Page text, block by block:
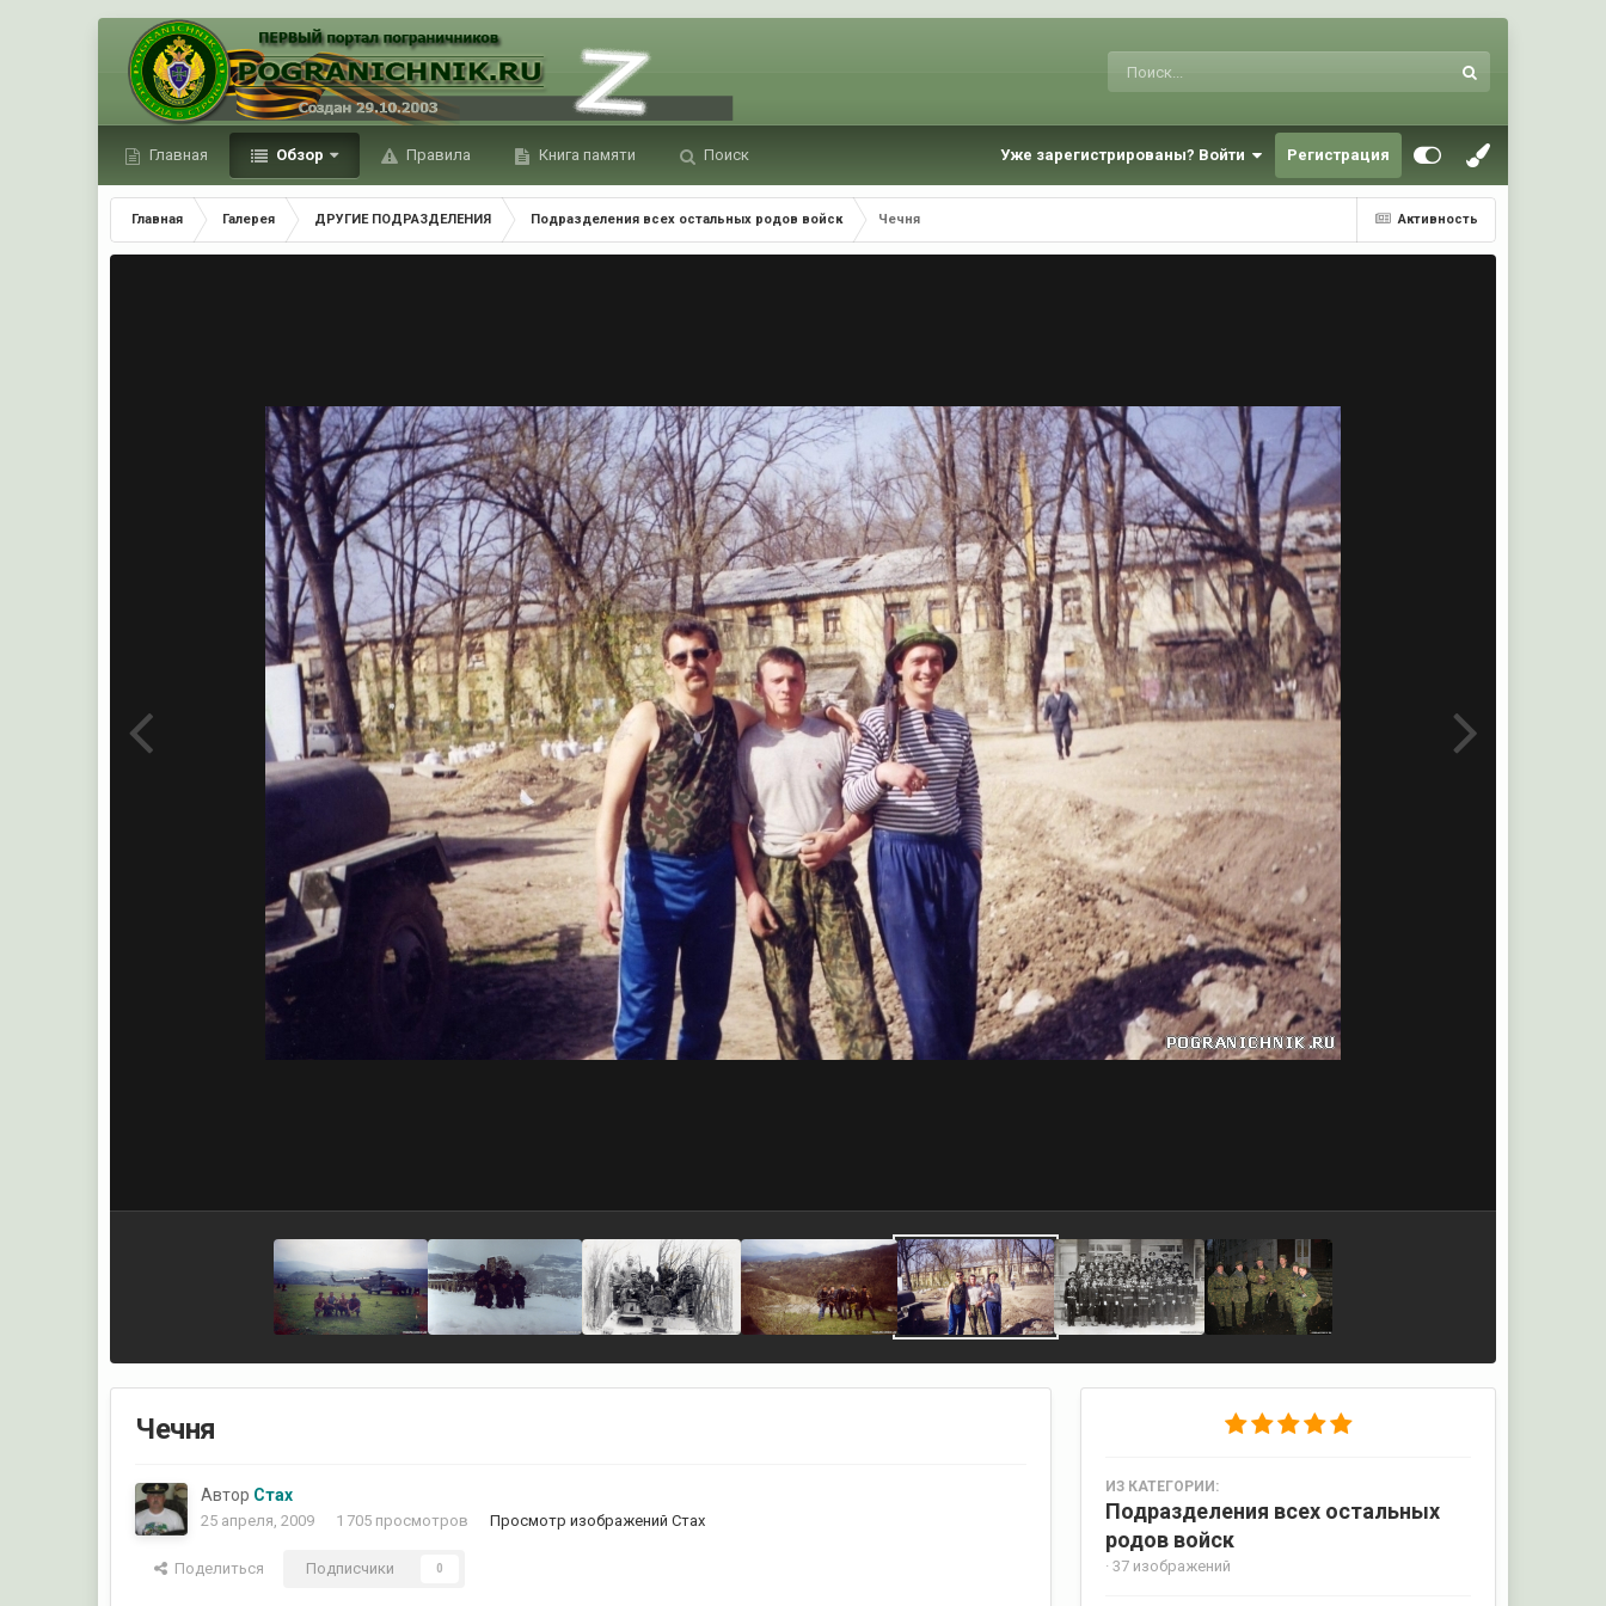
Главная Обзор Правила Книга памяти Поиск Уже зарегистрированы? Войти Регистрация
Активность
Главная Галерея ДРУГИЕ ПОДРАЗДЕЛЕНИЯ Подразделения всех остальных родов войск Чечня
Чечня
Автор Стах
25 апреля, 2009 1 705 просмотров Просмотр изображений Стах
Поделиться Подписчики 0
ИЗ КАТЕГОРИИ:
Подразделения всех остальных
родов войск
· 37 изображений